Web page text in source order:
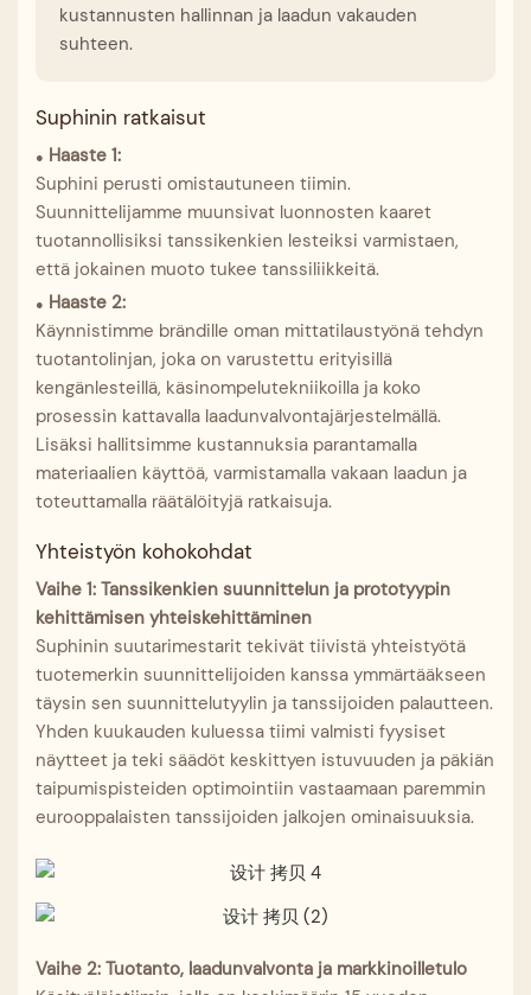
kustannusten hallinnan ja laadun vakauden
suhteen.
Suphinin ratkaisut
● Haaste 1:
Suphini perusti omistautuneen tiimin.
Suunnittelijamme muunsivat luonnosten kaaret
tuotannollisiksi tanssikenkien lesteiksi varmistaen,
että jokainen muoto tukee tanssiliikkeitä.
● Haaste 2:
Käynnistimme brändille oman mittatilaustyönä tehdyn
tuotantolinjan, joka on varustettu erityisillä
kengänlesteillä, käsinompelutekniikoilla ja koko
prosessin kattavalla laadunvalvontajärjestelmällä.
Lisäksi hallitsimme kustannuksia parantamalla
materiaalien käyttöä, varmistamalla vakaan laadun ja
toteuttamalla räätälöityjä ratkaisuja.
Yhteistyön kohokohdat
Vaihe 1: Tanssikenkien suunnittelun ja prototyypin
kehittämisen yhteiskehittäminen
Suphinin suutarimestarit tekivät tiivistä yhteistyötä
tuotemerkin suunnittelijoiden kanssa ymmärtääkseen
täysin sen suunnittelutyylin ja tanssijoiden palautteen.
Yhden kuukauden kuluessa tiimi valmisti fyysiset
näytteet ja teki säädöt keskittyen istuvuuden ja päkiän
taipumispisteiden optimointiin vastaamaan paremmin
eurooppalaisten tanssijoiden jalkojen ominaisuuksia.
Vaihe 2: Tuotanto, laadunvalvonta ja markkinoilletulo